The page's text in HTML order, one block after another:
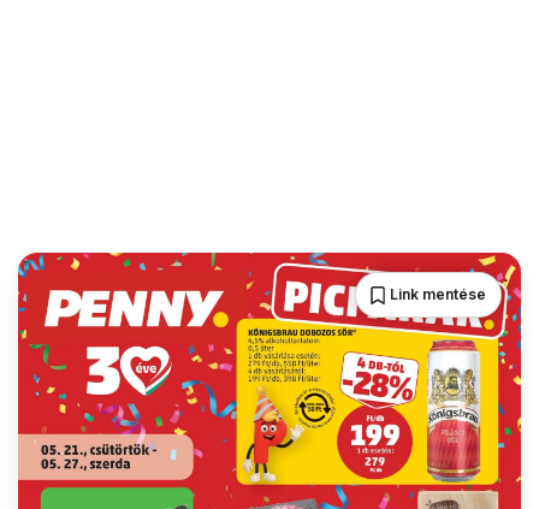
Link mentése